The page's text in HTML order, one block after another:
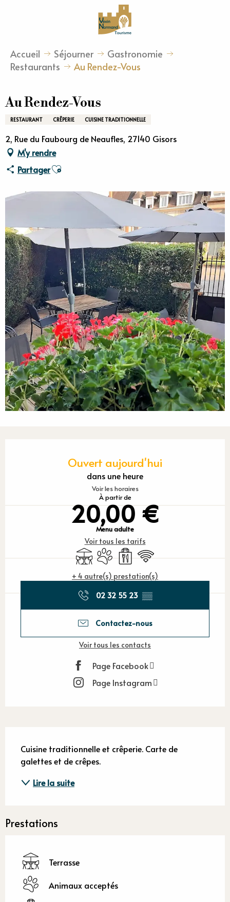
Accueil Séjourner
Gastronomie
Restaurants
Au Rendez-Vous
Au Rendez-Vous
RESTAURANT CRÊPERIE CUISINE TRADITIONNELLE
2, Rue du Faubourg de Neaufles, 27140 Gisors
M'y rendre
PartagerAjouter aux favoris
Ouvert aujourd'hui
dans une heure
Voir les horaires
À partir de
20,00 €
Menu adulte
Voir tous les tarifs
TerrasseAnimaux acceptés
Vente à emporter
WiFi
+ 4 autre(s) prestation(s)
02 32 55 23 ▒▒
Contactez-nous
Voir tous les contacts
Page Facebook
Page Instagram
Cuisine traditionnelle et crêperie. Carte de
galettes et de crêpes.
Lire la suite
Prestations
Terrasse
Animaux acceptés